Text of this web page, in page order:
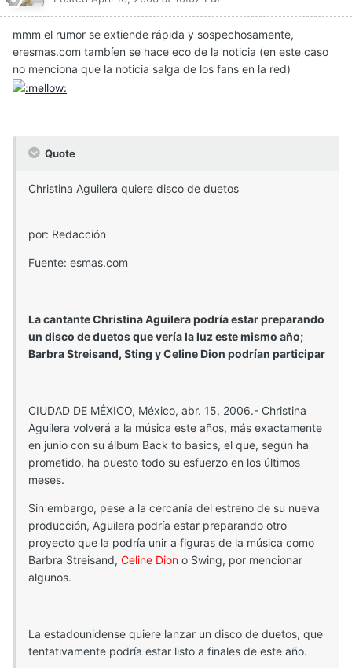
mmm el rumor se extiende rápida y sospechosamente,
eresmas.com tambíen se hace eco de la noticia (en este caso
no menciona que la noticia salga de los fans en la red)
Quote
Christina Aguilera quiere disco de duetos
por: Redacción
Fuente: esmas.com
La cantante Christina Aguilera podría estar preparando
un disco de duetos que vería la luz este mismo año;
Barbra Streisand, Sting y Celine Dion podrían participar
CIUDAD DE MÉXICO, México, abr. 15, 2006.- Christina
Aguilera volverá a la música este años, más exactamente
en junio con su álbum Back to basics, el que, según ha
prometido, ha puesto todo su esfuerzo en los últimos
meses.
Sin embargo, pese a la cercanía del estreno de su nueva
producción, Aguilera podría estar preparando otro
proyecto que la podría unir a figuras de la música como
Barbra Streisand, Celine Dion o Swing, por mencionar
algunos.
La estadounidense quiere lanzar un disco de duetos, que
tentativamente podría estar listo a finales de este año.